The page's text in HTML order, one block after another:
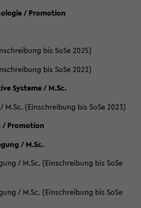
/ Promotion
bis SoSe 2025)
bis SoSe 2023)
Systeme / M.Sc.
(Einschreibung bis SoSe 2023)
/ Promotion
/ M.Sc.
/ M.Sc. (Einschreibung bis SoSe
/ M.Sc. (Einschreibung bis SoSe